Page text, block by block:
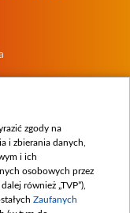
zgody na
i zbierania danych,
i ich
osobowych przez
również „TVP”),
Zaufanych